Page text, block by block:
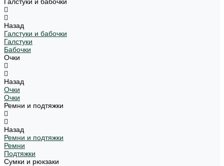
Назад
Галстуки и бабочки
Галстуки
Бабочки
Очки
Назад
Очки
Очки
Ремни и подтяжки
Назад
Ремни и подтяжки
Ремни
Подтяжки
Сумки и рюкзаки